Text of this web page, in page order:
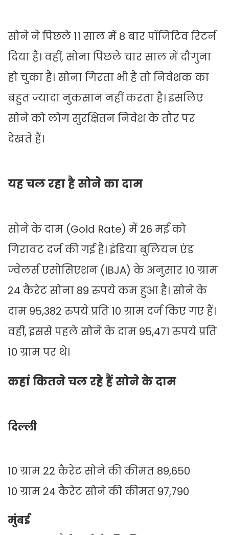
सोने ने पिछले 11 साल में 8 बार पॉजिटिव रिटर्न
दिया है। वहीं, सोना पिछले चार साल में दौगुना
हो चुका है। सोना गिरता भी है तो निवेशक का
बहुत ज्यादा नुकसान नहीं करता है। इसलिए
सोने को लोग सुरक्षितन निवेश के तौर पर
देखते हैं।
यह चल रहा है सोने का दाम
सोने के दाम (Gold Rate) में 26 मई को
गिरावट दर्ज की गई है। इंडिया बुलियन एंड
ज्वेलर्स एसोसिएशन (IBJA) के अनुसार 10 ग्राम
24 कैरेट सोना 89 रुपये कम हुआ है। सोने के
दाम 95,382 रुपये प्रति 10 ग्राम दर्ज किए गए हैं।
वहीं, इससे पहले सोने के दाम 95,471 रुपये प्रति
10 ग्राम पर थे।
कहां कितने चल रहे हैं सोने के दाम
दिल्ली
10 ग्राम 22 कैरेट सोने की कीमत 89,650
10 ग्राम 24 कैरेट सोने की कीमत 97,790
मुंबई